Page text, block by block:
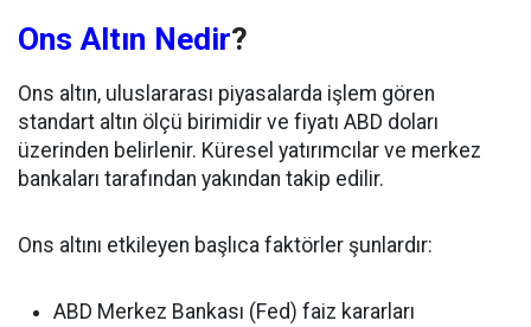
Ons Altın Nedir?
Ons altın, uluslararası piyasalarda işlem gören
standart altın ölçü birimidir ve fiyatı ABD doları
üzerinden belirlenir. Küresel yatırımcılar ve merkez
bankaları tarafından yakından takip edilir.
Ons altını etkileyen başlıca faktörler şunlardır:
ABD Merkez Bankası (Fed) faiz kararları